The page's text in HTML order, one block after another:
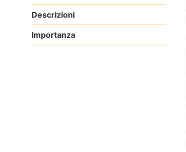
Descrizioni
Importanza